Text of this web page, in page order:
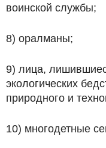
воинской службы;
8) оралманы;
9) лица,
экологических
природного и
10) многодетные